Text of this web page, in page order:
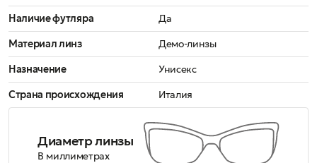
Наличие футляра
Да
Материал линз
Демо-линзы
Назначение
Унисекс
Страна происхождения
Италия
Диаметр линзы
В миллиметрах